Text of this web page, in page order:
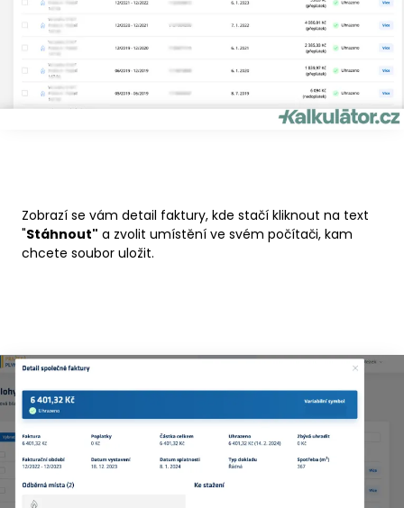
Zobrazí se vám detail faktury, kde stačí kliknout na text
"Stáhnout" a zvolit umístění ve svém počítači, kam
chcete soubor uložit.